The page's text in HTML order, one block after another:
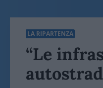
LA RIPARTENZA
“Le